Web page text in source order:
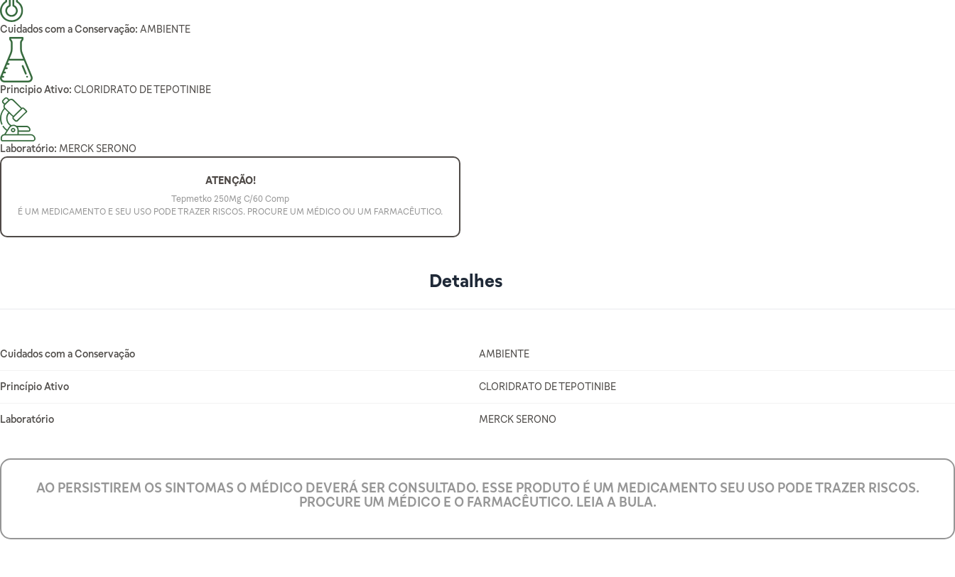
Cuidados com a Conservação: AMBIENTE
Principio Ativo: CLORIDRATO DE TEPOTINIBE
Laboratório: MERCK SERONO
ATENÇÃO!
Tepmetko 250Mg C/60 Comp
É UM MEDICAMENTO E SEU USO PODE TRAZER RISCOS. PROCURE UM MÉDICO OU UM FARMACÊUTICO.
Detalhes
Cuidados com a Conservação
AMBIENTE
Princípio Ativo CLORIDRATO DE TEPOTINIBE
Laboratório MERCK SERONO
AO PERSISTIREM OS SINTOMAS O MÉDICO DEVERÁ SER CONSULTADO. ESSE PRODUTO É UM MEDICAMENTO SEU USO PODE TRAZER RISCOS.
PROCURE UM MÉDICO E O FARMACÊUTICO. LEIA A BULA.